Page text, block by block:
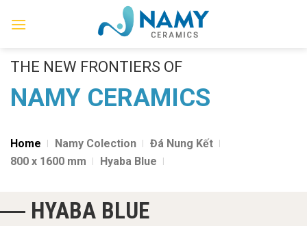
THE NEW FRONTIERS OF
NAMY CERAMICS
Home Namy Colection
Đá Nung Kết
800 x 1600 mm
Hyaba Blue
HYABA BLUE